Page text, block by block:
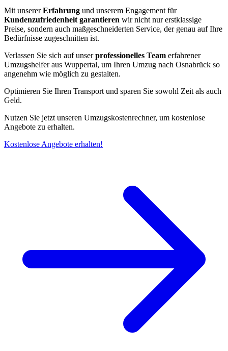
Mit unsererErfahrung und unserem Engagement für
Kundenzufriedenheit garantieren wir nicht nur erstklassige
Preise, sondern auch maßgeschneiderten Service, der genau auf Ihre
Bedürfnisse zugeschnitten ist.
Verlassen Sie sich auf unserprofessionelles Team erfahrener
Umzugshelfer aus Wuppertal, um Ihren Umzug nach Osnabrück so
angenehm wie möglich zu gestalten.
Optimieren Sie Ihren Transport und sparen Sie sowohl Zeit als auch
Geld.
Nutzen Sie jetzt unseren Umzugskostenrechner, um kostenlose
Angebote zu erhalten.
Kostenlose Angebote erhalten!